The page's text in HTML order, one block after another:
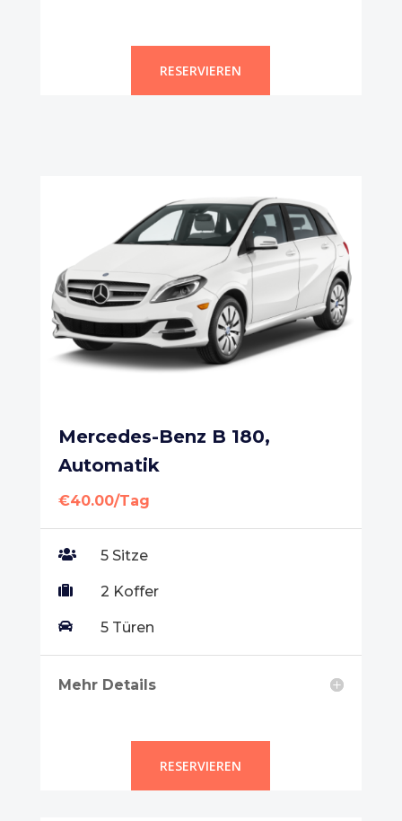
RESERVIEREN
Mercedes-Benz B 180,
Automatik
€40.00/Tag
 5 Sitze
 2 Koffer
 5 Türen
Mehr Details
RESERVIEREN